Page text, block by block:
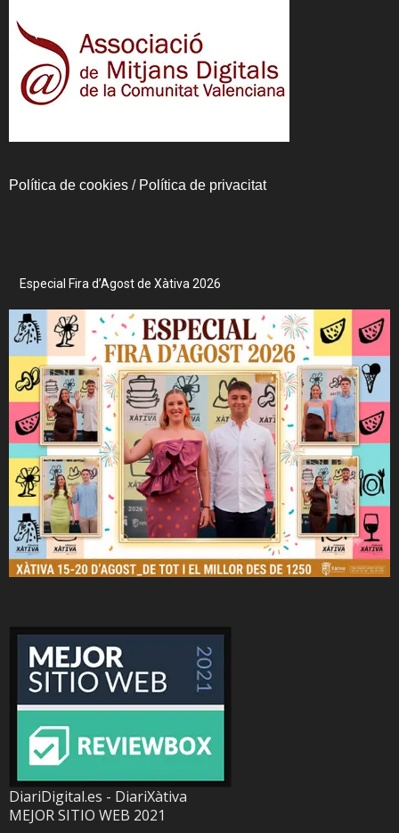
Política de cookies / Política de privacitat
Especial Fira d’Agost de Xàtiva 2026
DiariDigital.es - DiariXàtiva
MEJOR SITIO WEB 2021